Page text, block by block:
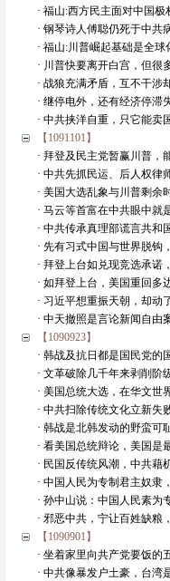
· 福山:西方民主面对中国极
· 钢琴诗人傅聪仍死于中共
· 福山:川普崛起基础是全球
· 川普快要离开白宫，但很
· 战狼充满矛盾，互不干涉
· 继停电外，还有经济停滞
· 中共挟洋自重，只它能卖
【1091101】
· 拜登及民主党暂赢川普，
· 中共先抓民运、后人权律
· 美国大选乱象与川普剩余
· 马云等首富在中共眼中就
· 中共传承真理部谎言共和
· 先有习式中国与世界脱钩
· 拜登上台如兑现竞选承诺
· 如拜登上台，美国重回多
· 习近平想重振天朝，却动
· 中天撤照是言论新闻自由
【1090923】
· 韩战及抗日都是国民党的
· 文革破除几千年来剥削阶
· 美国总统大选，在华文世
· 中共扫除传统文化立新失
· 韩战是北韩发动的野蛮可
· 看美国总统辩论，美国是
· 民国反传统风潮，中共藉
· 中国人民为专制君主奴隶
· 孙中山说：中国人民素为
· 邪恶中共，宁让百姓缺粮
【1090901】
· 坐着家里向共产党要饭的
· 中共像暴发户土豪，台湾